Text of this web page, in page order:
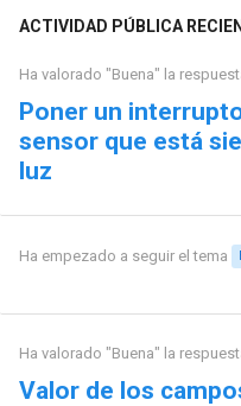
ACTIVIDAD PÚBLICA
Ha valorado "Buena" la
Poner un
sensor que está
luz
Ha empezado a seguir el tema
Ha valorado "Buena" la
Valor de los